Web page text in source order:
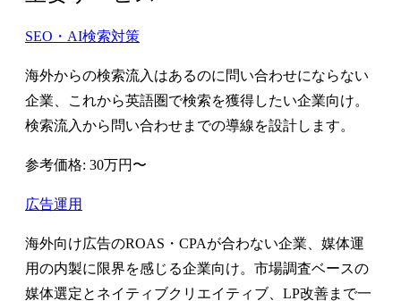
SEO・AI検索対策
海外からの検索流入はあるのに問い合わせにならない
企業、これから英語圏で検索を獲得したい企業向け。
検索流入から問い合わせまでの導線を設計します。
参考価格: 30万円〜
広告運用
海外向け広告のROAS・CPAが合わない企業、媒体運
用の内製に限界を感じる企業向け。市場調査ベースの
媒体選定とネイティブクリエイティブ、LP改善まで一